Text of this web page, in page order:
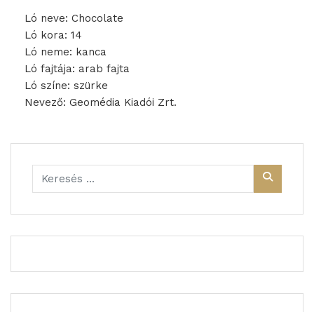
Ló neve: Chocolate
Ló kora: 14
Ló neme: kanca
Ló fajtája: arab fajta
Ló színe: szürke
Nevező: Geomédia Kiadói Zrt.